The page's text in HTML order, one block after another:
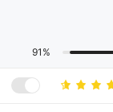
91%